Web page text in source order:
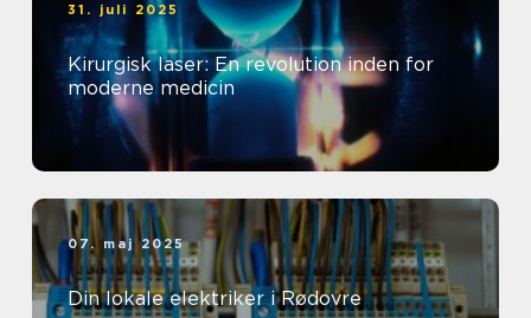
31. juli 2025
Kirurgisk laser: En revolution inden for
moderne medicin
07. maj 2025
Din lokale elektriker i Rødovre